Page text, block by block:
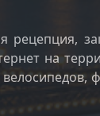
рецепция,
на